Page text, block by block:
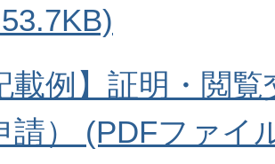
載例】証明・閲
請） (PDFファイ